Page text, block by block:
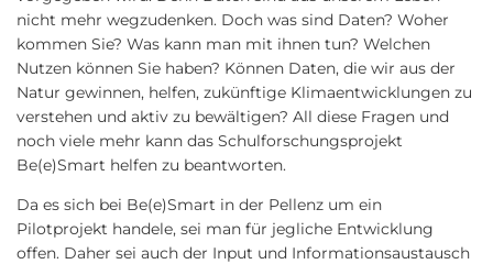
nicht mehr wegzudenken. Doch was sind Daten? Woher
kommen Sie? Was kann man mit ihnen tun? Welchen
Nutzen können Sie haben? Können Daten, die wir aus der
Natur gewinnen, helfen, zukünftige Klimaentwicklungen zu
verstehen und aktiv zu bewältigen? All diese Fragen und
noch viele mehr kann das Schulforschungsprojekt
Be(e)Smart helfen zu beantworten.
Da es sich bei Be(e)Smart in der Pellenz um ein
Pilotprojekt handele, sei man für jegliche Entwicklung
offen. Daher sei auch der Input und Informationsaustausch